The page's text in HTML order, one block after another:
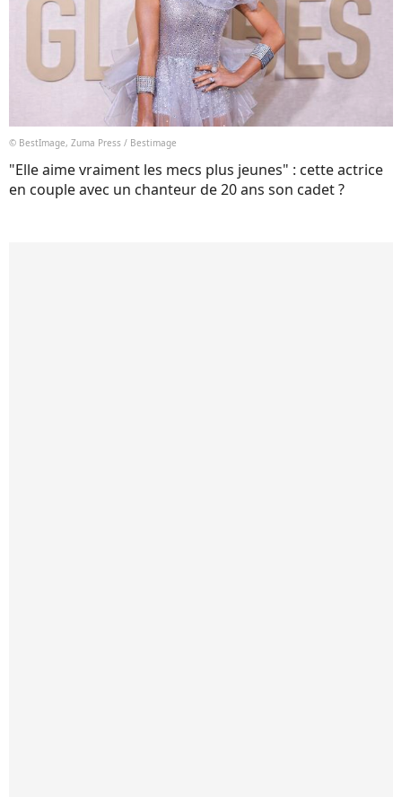
© BestImage, Zuma Press / Bestimage
"Elle aime vraiment les mecs plus jeunes" : cette actrice
en couple avec un chanteur de 20 ans son cadet ?